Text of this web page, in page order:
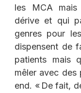
les MCA
dérive et qui
genres pour
dispensent de
patients mais
mêler avec des
end. « De fait,